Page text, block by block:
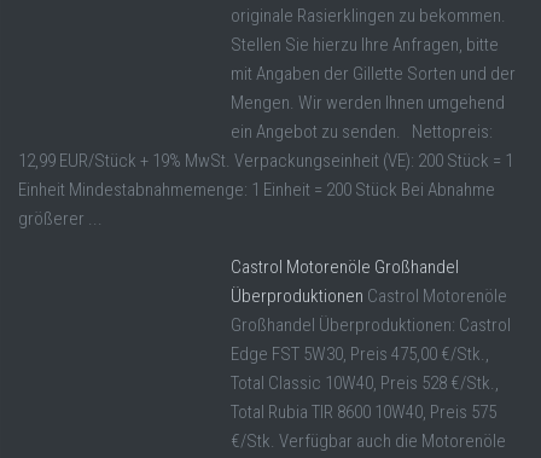
originale Rasierklingen zu bekommen.
Stellen Sie hierzu Ihre Anfragen, bitte
mit Angaben der Gillette Sorten und der
Mengen. Wir werden Ihnen umgehend
ein Angebot zu senden. Nettopreis:
12,99 EUR/Stück + 19% MwSt. Verpackungseinheit (VE): 200 Stück = 1
Einheit Mindestabnahmemenge: 1 Einheit = 200 Stück Bei Abnahme
größerer ...
Castrol Motorenöle Großhandel
Überproduktionen Castrol Motorenöle
Großhandel Überproduktionen: Castrol
Edge FST 5W30, Preis 475,00 €/Stk.,
Total Classic 10W40, Preis 528 €/Stk.,
Total Rubia TIR 8600 10W40, Preis 575
€/Stk. Verfügbar auch die Motorenöle